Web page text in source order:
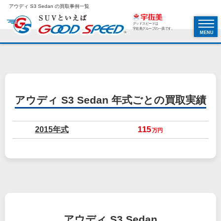
アウディ S3 Sedan の買取事例一覧
グッドスピードは
宇佐美グループの一員です。
MENU
アウディ S3 Sedan 年式ごとの買取実績
2015年式 115 万円